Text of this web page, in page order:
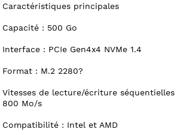
Caractéristiques principales
Capacité : 500 Go
Interface : PCIe Gen4x4 NVMe 1.4
Format : M.2 2280?
Vitesses de lecture/écriture
800 Mo/s
Compatibilité : Intel et AMD